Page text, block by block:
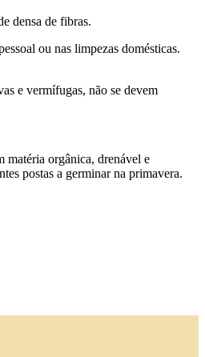
densa de fibras.
ou nas limpezas domésticas.
e vermífugas, não se devem
matéria orgânica, drenável e
postas a germinar na primavera.